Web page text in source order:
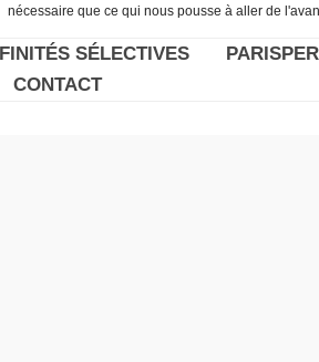
nécessaire que ce qui nous pousse à aller de
SÉLECTIVES
CONTACT